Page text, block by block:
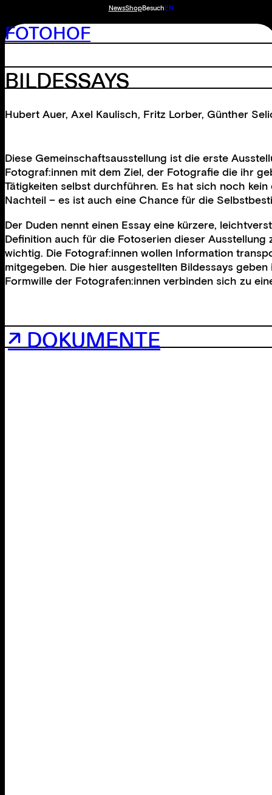
NewsShopBesuchEN
FOTOHOF
BILDESSAYS
Hubert Auer, Axel Kaulisch, Fritz Lorber, Günther
Diese Gemeinschaftsausstellung ist die erste
Fotograf:innen mit dem Ziel, der Fotografie die ihr
Tätigkeiten selbst durchführen. Es hat sich noch
Nachteil – es ist auch eine Chance für die
Der Duden nennt einen Essay eine kürzere,
Definition auch für die Fotoserien dieser
wichtig. Die Fotograf:innen wollen Information
mitge­geben. Die hier ausgestellten Bildessays
Formwille der Fotografen:innen verbinden sich zu
↗ DOKUMENTE